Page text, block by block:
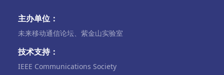
主办单位：
未来移动通信论坛、紫金山实验室
技术支持：
IEEE Communications Society